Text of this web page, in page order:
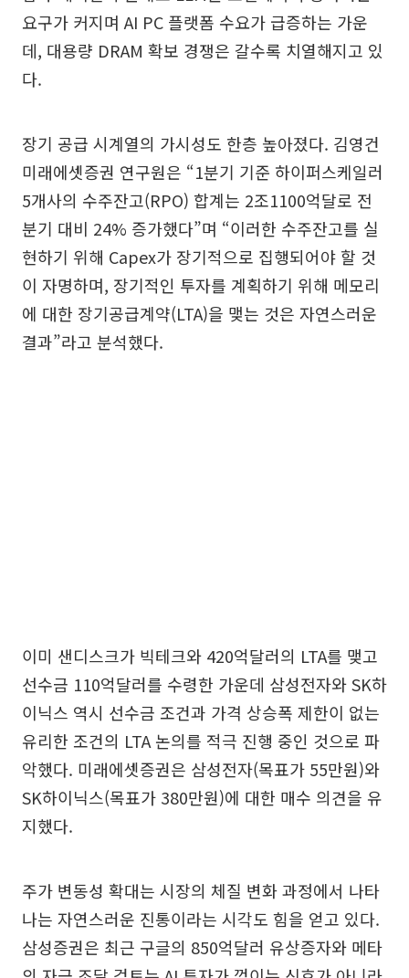
요구가 커지며 AI PC 플랫폼 수요가 급증하는 가운
데, 대용량 DRAM 확보 경쟁은 갈수록 치열해지고 있
다.
장기 공급 시계열의 가시성도 한층 높아졌다. 김영건
미래에셋증권 연구원은 “1분기 기준 하이퍼스케일러
5개사의 수주잔고(RPO) 합계는 2조1100억달로 전
분기 대비 24% 증가했다”며 “이러한 수주잔고를 실
현하기 위해 Capex가 장기적으로 집행되어야 할 것
이 자명하며, 장기적인 투자를 계획하기 위해 메모리
에 대한 장기공급계약(LTA)을 맺는 것은 자연스러운
결과”라고 분석했다.
이미 샌디스크가 빅테크와 420억달러의 LTA를 맺고
선수금 110억달러를 수령한 가운데 삼성전자와 SK하
이닉스 역시 선수금 조건과 가격 상승폭 제한이 없는
유리한 조건의 LTA 논의를 적극 진행 중인 것으로 파
악했다. 미래에셋증권은 삼성전자(목표가 55만원)와
SK하이닉스(목표가 380만원)에 대한 매수 의견을 유
지했다.
주가 변동성 확대는 시장의 체질 변화 과정에서 나타
나는 자연스러운 진통이라는 시각도 힘을 얻고 있다.
삼성증권은 최근 구글의 850억달러 유상증자와 메타